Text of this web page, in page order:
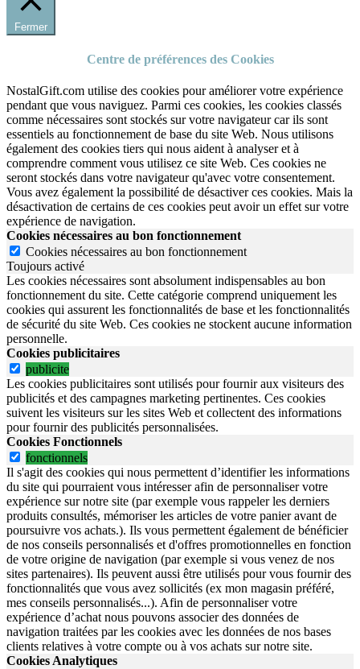
Fermer
Centre de préférences des Cookies
NostalGift.com utilise des cookies pour améliorer votre expérience
pendant que vous naviguez. Parmi ces cookies, les cookies classés
comme nécessaires sont stockés sur votre navigateur car ils sont
essentiels au fonctionnement de base du site Web. Nous utilisons
également des cookies tiers qui nous aident à analyser et à
comprendre comment vous utilisez ce site Web. Ces cookies ne
seront stockés dans votre navigateur qu'avec votre consentement.
Vous avez également la possibilité de désactiver ces cookies. Mais la
désactivation de certains de ces cookies peut avoir un effet sur votre
expérience de navigation.
Cookies nécessaires au bon fonctionnement
Cookies nécessaires au bon fonctionnement
Toujours activé
Les cookies nécessaires sont absolument indispensables au bon
fonctionnement du site. Cette catégorie comprend uniquement les
cookies qui assurent les fonctionnalités de base et les fonctionnalités
de sécurité du site Web. Ces cookies ne stockent aucune information
personnelle.
Cookies publicitaires
publicite
Les cookies publicitaires sont utilisés pour fournir aux visiteurs des
publicités et des campagnes marketing pertinentes. Ces cookies
suivent les visiteurs sur les sites Web et collectent des informations
pour fournir des publicités personnalisées.
Cookies Fonctionnels
fonctionnels
Il s'agit des cookies qui nous permettent d’identifier les informations
du site qui pourraient vous intéresser afin de personnaliser votre
expérience sur notre site (par exemple vous rappeler les derniers
produits consultés, mémoriser les articles de votre panier avant de
poursuivre vos achats.). Ils vous permettent également de bénéficier
de nos conseils personnalisés et d'offres promotionnelles en fonction
de votre origine de navigation (par exemple si vous venez de nos
sites partenaires). Ils peuvent aussi être utilisés pour vous fournir des
fonctionnalités que vous avez sollicités (ex mon magasin préféré,
mes conseils personnalisés...). Afin de personnaliser votre
expérience d’achat nous pouvons associer des données de
navigation traitées par les cookies avec les données de nos bases
clients relatives à votre compte ou à vos achats sur notre site.
Cookies Analytiques